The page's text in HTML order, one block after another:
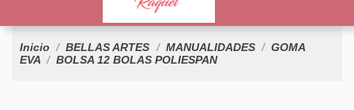
Inicio BELLAS ARTES MANUALIDADES
GOMA
EVA
BOLSA 12 BOLAS POLIESPAN